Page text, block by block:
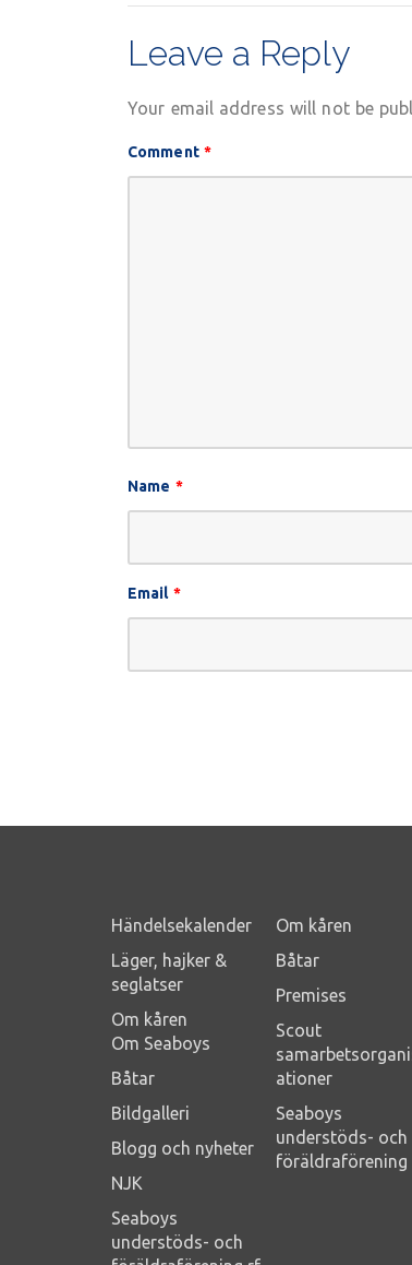
NAVIGATION
Leave a Reply
Your email address will not be
Comment *
Name *
Email *
Händelsekalender
Läger, hajker &
seglatser
Om kåren
Om Seaboys
Båtar
Bildgalleri
Blogg och nyheter
NJK
Seaboys
understöds- och
Om kåren
Båtar
Premises
Scout
ationer
Seaboys
understöds- och
föräldraförening